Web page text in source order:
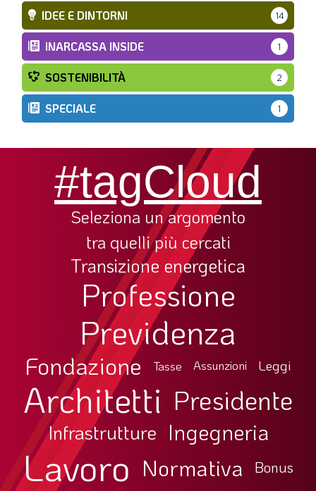
IDEE E DINTORNI 14
INARCASSA INSIDE 1
SOSTENIBILITÀ 2
SPECIALE 1
#tagCloud
Seleziona un argomento
tra quelli più cercati
Transizione energetica
Professione
Previdenza
Fondazione Tasse Assunzioni Leggi
Architetti Presidente
Infrastrutture Ingegneria
Lavoro Normativa Bonus